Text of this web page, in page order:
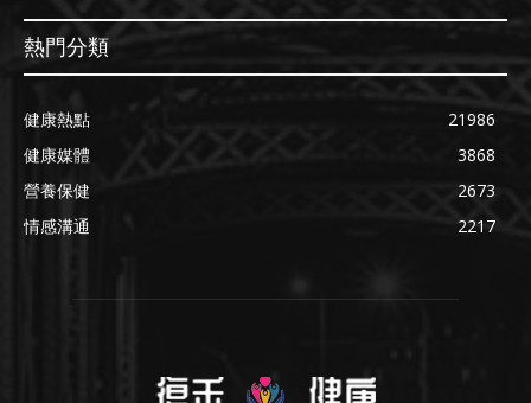
熱門分類
健康熱點
21986
健康媒體
3868
營養保健
2673
情感溝通
2217